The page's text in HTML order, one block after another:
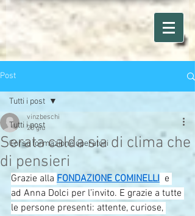
Post
Tutti i post
Corso formazione operatori
Tutti i post
Serata calda sia di clima che
di pensieri
vinzbeschi
20 giu
Grazie alla FONDAZIONE COMINELLI e
ad Anna Dolci per l’invito. E grazie a tutte
le persone presenti: attente, curiose,